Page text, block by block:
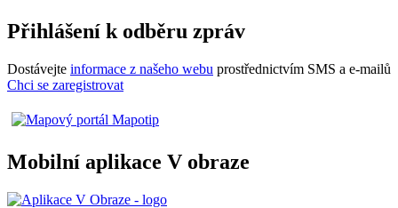
Přihlášení k odběru zpráv
Dostávejte informace z našeho webu prostřednictvím SMS a e-mailů
Chci se zaregistrovat
Mobilní aplikace V obraze